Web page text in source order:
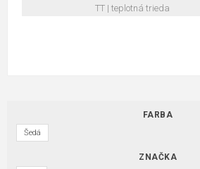
TT | teplotná trieda
FARBA
Šedá
ZNAČKA